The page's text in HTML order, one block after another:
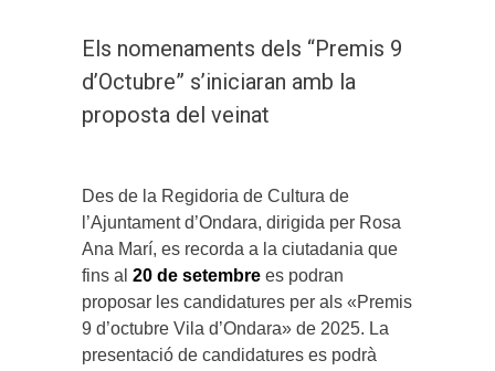
Els nomenaments dels “Premis 9
d’Octubre” s’iniciaran amb la
proposta del veinat
Des de la Regidoria de Cultura de
l’Ajuntament d’Ondara, dirigida per Rosa
Ana Marí, es recorda a la ciutadania que
fins al 20 de setembre es podran
proposar les candidatures per als «Premis
9 d’octubre Vila d’Ondara» de 2025. La
presentació de candidatures es podrà